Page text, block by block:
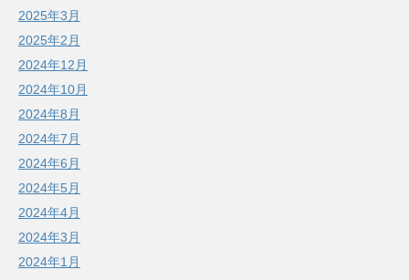
2025年3月
2025年2月
2024年12月
2024年10月
2024年8月
2024年7月
2024年6月
2024年5月
2024年4月
2024年3月
2024年1月